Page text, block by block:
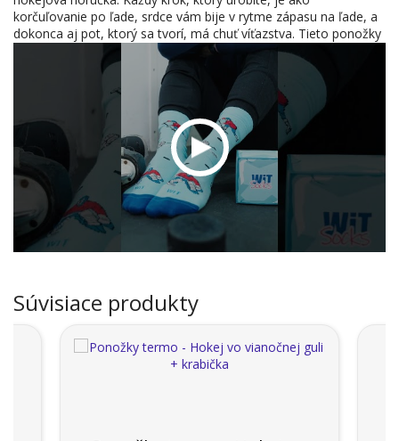
korčuľovanie po ľade, srdce vám bije v rytme zápasu na ľade, a
dokonca aj pot, ktorý sa tvorí, má chuť víťazstva. Tieto ponožky
nie sú len oblečením, sú zážitkom. Prinášajú vám kus hokejovej
mágie, ktorá vás prenesie priamo do centra akcie, kde môžete
cítiť adrenalín, vášeň a lásku k tomuto športu. S ponožkami
"Hokej" od WitSocks, nie ste len divákom, ste súčasťou hry.
Súvisiace produkty